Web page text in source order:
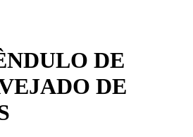
DE
DE